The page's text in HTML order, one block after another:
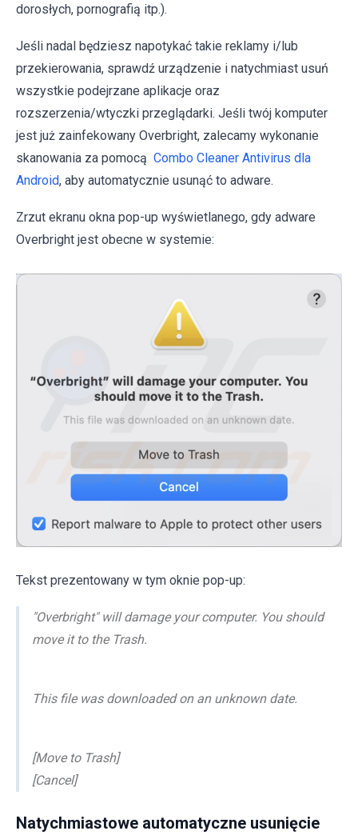
dorosłych, pornografią itp.).
Jeśli nadal będziesz napotykać takie reklamy i/lub
przekierowania, sprawdź urządzenie i natychmiast usuń
wszystkie podejrzane aplikacje oraz
rozszerzenia/wtyczki przeglądarki. Jeśli twój komputer
jest już zainfekowany Overbright, zalecamy wykonanie
skanowania za pomocą Combo Cleaner Antivirus dla
Android, aby automatycznie usunąć to adware.
Zrzut ekranu okna pop-up wyświetlanego, gdy adware
Overbright jest obecne w systemie:
Tekst prezentowany w tym oknie pop-up:
"Overbright" will damage your computer. You should
move it to the Trash.
This file was downloaded on an unknown date.
[Move to Trash]
[Cancel]
Natychmiastowe automatyczne usunięcie